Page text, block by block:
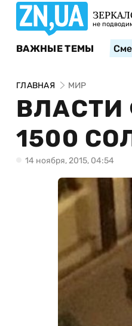
не
ВАЖНЫЕ ТЕМЫ
ГЛАВНАЯ МИР
1500
14 ноября, 2015, 04:54